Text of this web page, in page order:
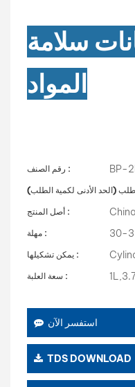
سلامة
المواد
رقم الصنف : BP-
أصل المنتج : China
مهلة : 30-
يمكن تشكيلها :
سعة العلبة :
استفسر الآن
TDS DOWNLOAD